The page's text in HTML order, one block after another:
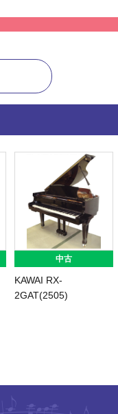
中古
KAWAI RX-
2GAT(2505)